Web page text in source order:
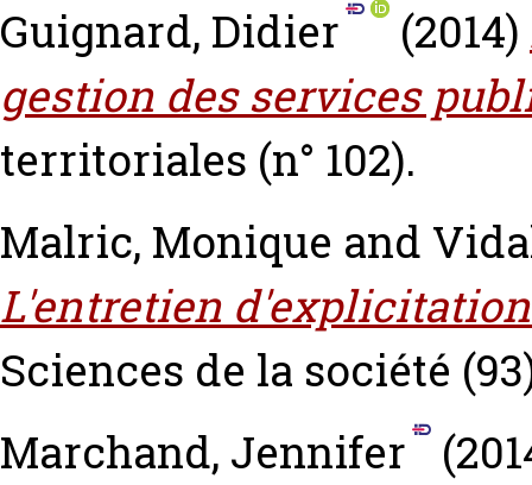
Guignard, Didier
(2014)
gestion des services
territoriales (n° 102).
Malric, Monique and
L'entretien
Sciences de la société
Marchand, Jennifer